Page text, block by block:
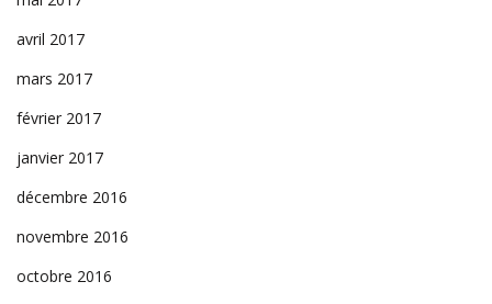
avril 2017
mars 2017
février 2017
janvier 2017
décembre 2016
novembre 2016
octobre 2016